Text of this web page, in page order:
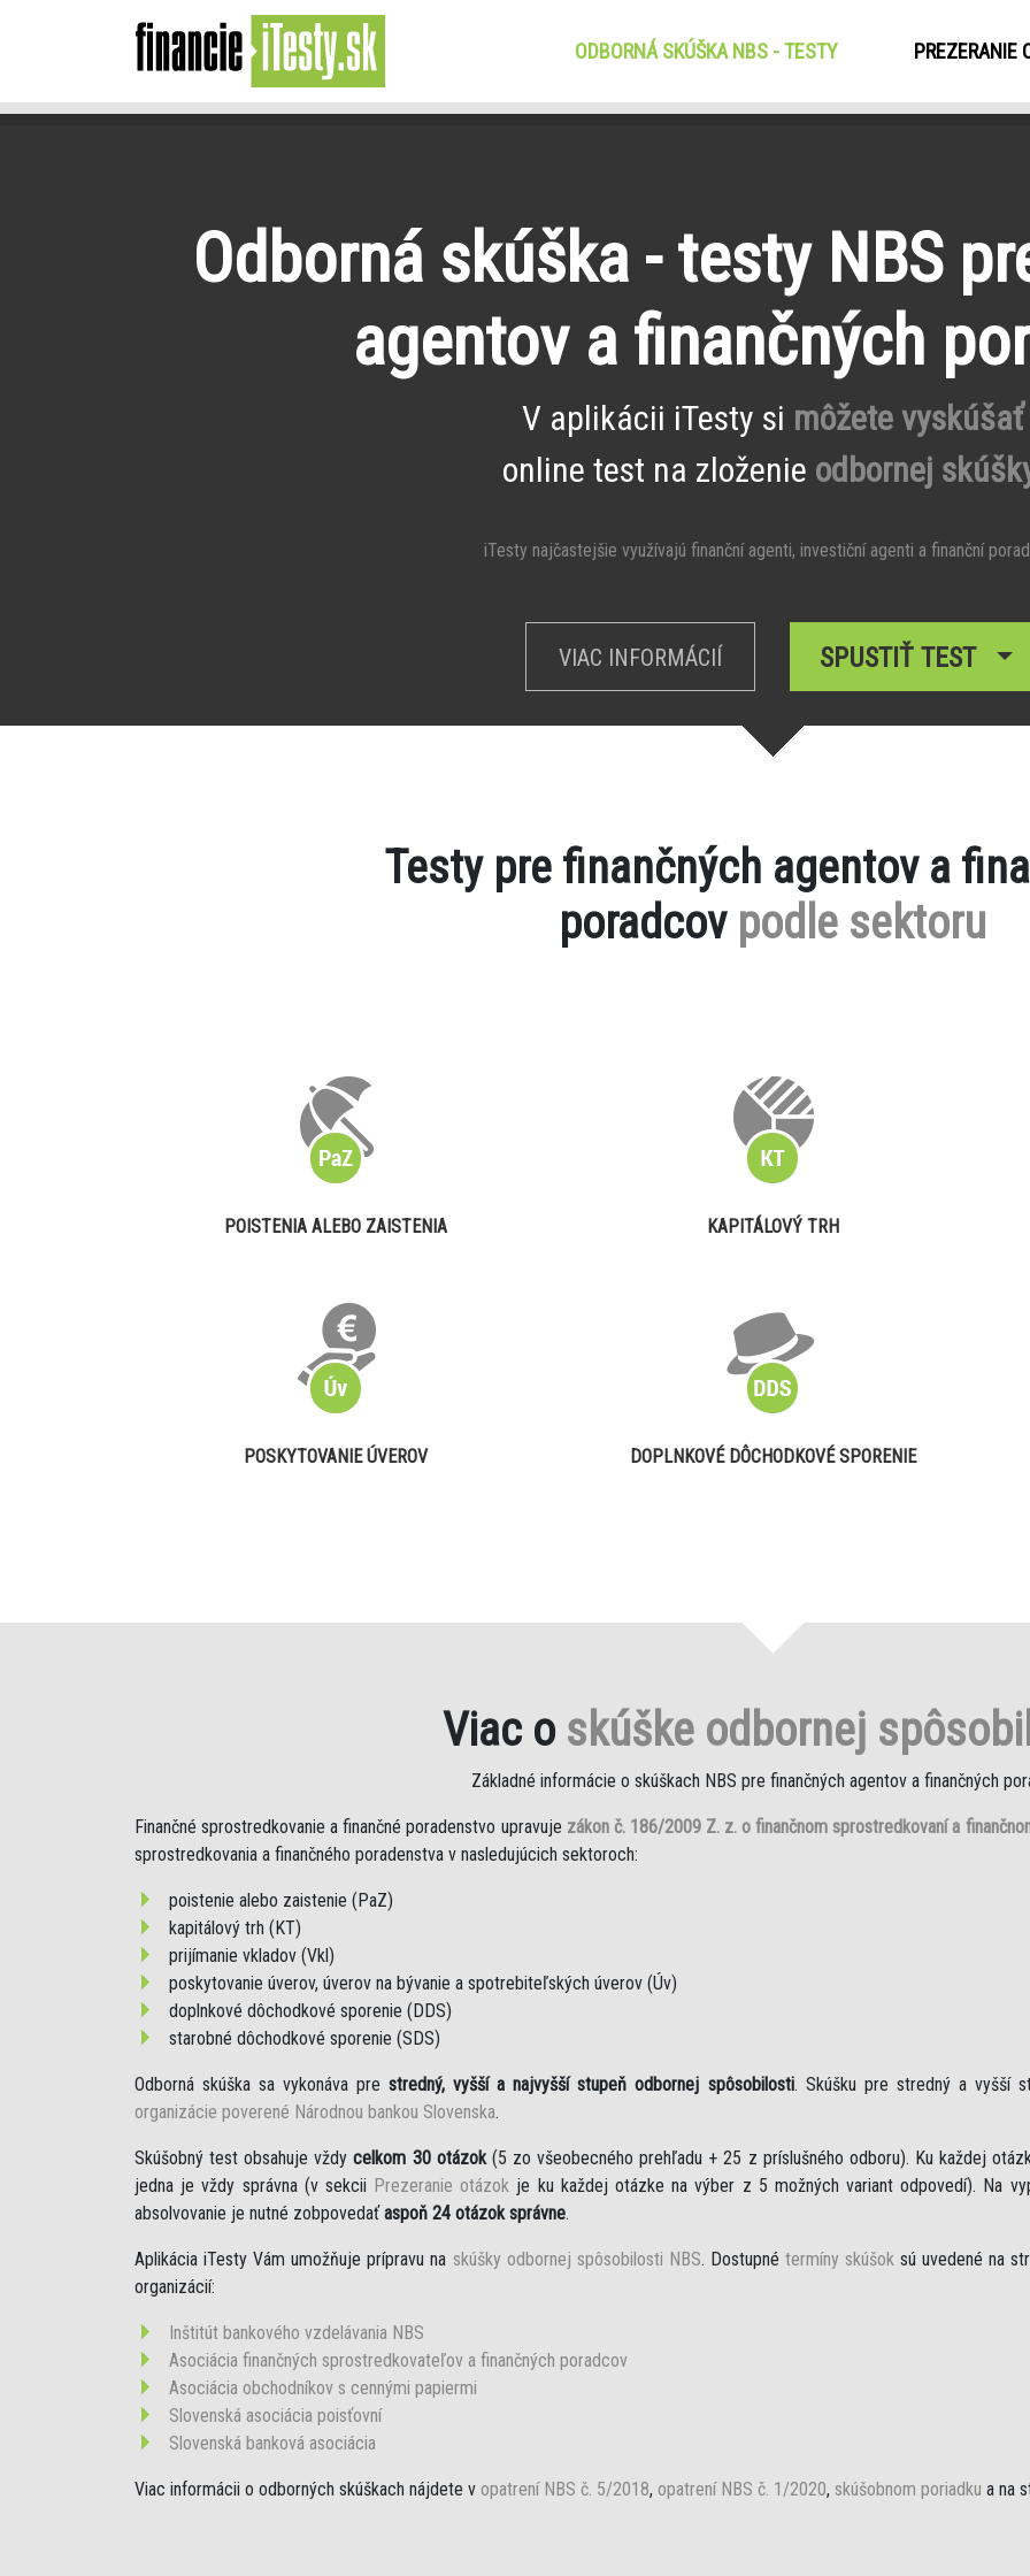
ODBORNÁ SKÚŠKA NBS - TESTY(CURRENT)PREZERANIE
Odborná skúška - testy NBS
agentov a finančných
V aplikácii iTesty si môžete vyskúšať
online test na zloženie odbornej
iTesty najčastejšie využívajú finanční agenti, investiční agenti a finanční
VIAC INFORMÁCIÍ SPUSTIŤ TEST
Testy pre finančných agentov a
poradcov podle sektoru
POISTENIA ALEBO ZAISTENIA KAPITÁLOVÝ TRH
POSKYTOVANIE ÚVEROV DOPLNKOVÉ DÔCHODKOVÉ SPORENIE
Viac o skúške odbornej
Základné informácie o skúškach NBS pre finančných agentov a finančných
Finančné sprostredkovanie a finančné poradenstvo upravuje zákon č. 186/2009 Z. z. o finančnom sprostredkovaní a
sprostredkovania a finančného poradenstva v nasledujúcich sektoroch:
poistenie alebo zaistenie (PaZ)
kapitálový trh (KT)
prijímanie vkladov (Vkl)
poskytovanie úverov, úverov na bývanie a spotrebiteľských úverov (Úv)
doplnkové dôchodkové sporenie (DDS)
starobné dôchodkové sporenie (SDS)
Odborná skúška sa vykonáva prestredný, vyšší a najvyšší stupeň odbornej spôsobilosti. Skúšku pre stredný a vyšší
organizácie poverené Národnou bankou Slovenska.
Skúšobný test obsahuje vždycelkom 30 otázok(5 zo všeobecného prehľadu + 25 z príslušného odboru). Ku každej
jedna je vždy správna (v sekcii Prezeranie otázok je ku každej otázke na výber z 5 možných variant odpovedí). Na
absolvovanie je nutné zobpovedaťaspoň 24 otázok správne.
Aplikácia iTesty Vám umožňuje prípravu na skúšky odbornej spôsobilosti NBS. Dostupnétermíny skúšok sú uvedené na
organizácií:
Inštitút bankového vzdelávania NBS
Asociácia finančných sprostredkovateľov a finančných poradcov
Asociácia obchodníkov s cennými papiermi
Slovenská asociácia poisťovní
Slovenská banková asociácia
Viac informácii o odborných skúškach nájdete v opatrení NBS č. 5/2018, opatrení NBS č. 1/2020, skúšobnom poriadku a na